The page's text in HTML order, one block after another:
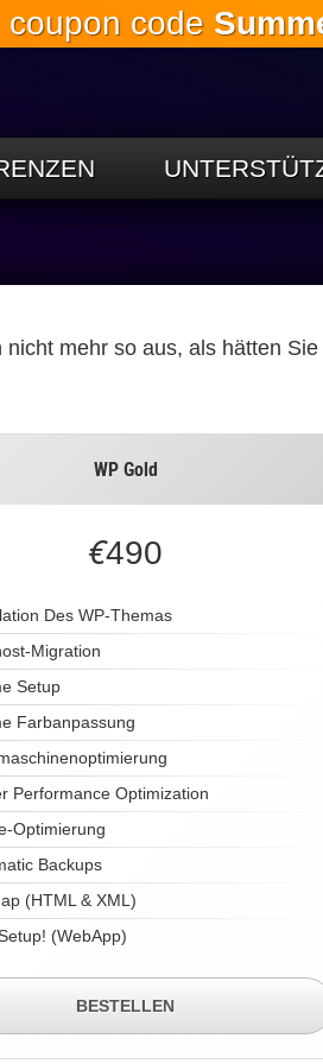
Springe
zum
coupon code
nicht mehr so ​​aus, als hätten
WP Gold
€490
Des WP-Themas
Migration
Setup
Farbanpassung
Performance Optimization
Optimierung
Backups
(HTML & XML)
(WebApp)
BESTELLEN